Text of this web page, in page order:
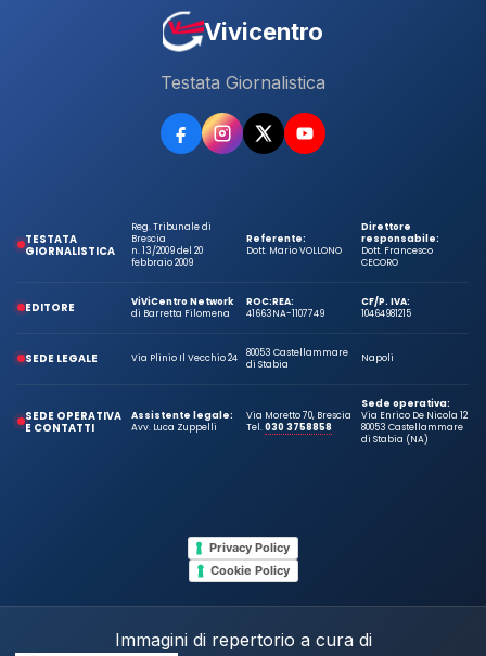
Vivicentro
Testata Giornalistica
TESTATA
GIORNALISTICA
Reg. Tribunale di
Brescia
n. 13/2009 del 20
febbraio 2009
Referente:
Dott. Mario VOLLONO
Direttore
responsabile:
Dott. Francesco
CECORO
EDITORE
ViViCentro Network
di Barretta Filomena
ROC:
41663
REA:
NA-1107749
CF/P. IVA:
10464981215
SEDE LEGALE Via Plinio Il Vecchio 24
80053 Castellammare
di Stabia
Napoli
SEDE OPERATIVA
E CONTATTI
Assistente legale:
Avv. Luca Zuppelli
Via Moretto 70, Brescia
Tel.030 3758858
Sede operativa:
Via Enrico De Nicola 12
80053 Castellammare
di Stabia (NA)
Privacy Policy
Cookie Policy
Immagini di repertorio a cura di